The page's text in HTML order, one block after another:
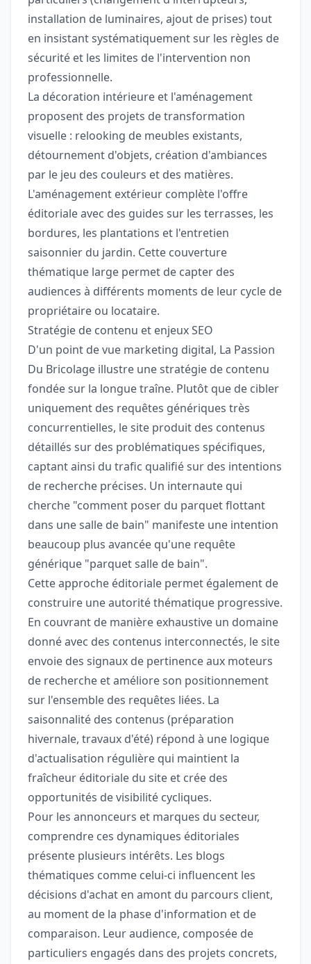
installation de luminaires, ajout de prises) tout
en insistant systématiquement sur les règles de
sécurité et les limites de l'intervention non
professionnelle.
La décoration intérieure et l'aménagement
proposent des projets de transformation
visuelle : relooking de meubles existants,
détournement d'objets, création d'ambiances
par le jeu des couleurs et des matières.
L'aménagement extérieur complète l'offre
éditoriale avec des guides sur les terrasses, les
bordures, les plantations et l'entretien
saisonnier du jardin. Cette couverture
thématique large permet de capter des
audiences à différents moments de leur cycle de
propriétaire ou locataire.
Stratégie de contenu et enjeux SEO
D'un point de vue marketing digital, La Passion
Du Bricolage illustre une stratégie de contenu
fondée sur la longue traîne. Plutôt que de cibler
uniquement des requêtes génériques très
concurrentielles, le site produit des contenus
détaillés sur des problématiques spécifiques,
captant ainsi du trafic qualifié sur des intentions
de recherche précises. Un internaute qui
cherche "comment poser du parquet flottant
dans une salle de bain" manifeste une intention
beaucoup plus avancée qu'une requête
générique "parquet salle de bain".
Cette approche éditoriale permet également de
construire une autorité thématique progressive.
En couvrant de manière exhaustive un domaine
donné avec des contenus interconnectés, le site
envoie des signaux de pertinence aux moteurs
de recherche et améliore son positionnement
sur l'ensemble des requêtes liées. La
saisonnalité des contenus (préparation
hivernale, travaux d'été) répond à une logique
d'actualisation régulière qui maintient la
fraîcheur éditoriale du site et crée des
opportunités de visibilité cycliques.
Pour les annonceurs et marques du secteur,
comprendre ces dynamiques éditoriales
présente plusieurs intérêts. Les blogs
thématiques comme celui-ci influencent les
décisions d'achat en amont du parcours client,
au moment de la phase d'information et de
comparaison. Leur audience, composée de
particuliers engagés dans des projets concrets,